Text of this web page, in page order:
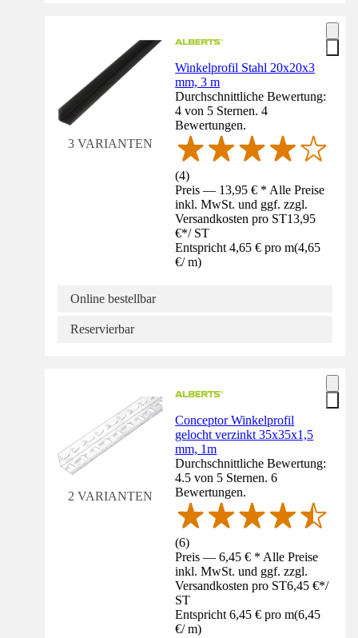
3 VARIANTEN
Winkelprofil Stahl 20x20x3
mm, 3 m
Durchschnittliche Bewertung:
4 von 5 Sternen. 4
Bewertungen.
(4)
Preis — 13,95 € * Alle Preise
inkl. MwSt. und ggf. zzgl.
Versandkosten pro ST13,95
€*/ ST
Entspricht 4,65 € pro m(4,65
€/ m)
Online bestellbar
Reservierbar
2 VARIANTEN
Conceptor Winkelprofil
gelocht verzinkt 35x35x1,5
mm, 1m
Durchschnittliche Bewertung:
4.5 von 5 Sternen. 6
Bewertungen.
(6)
Preis — 6,45 € * Alle Preise
inkl. MwSt. und ggf. zzgl.
Versandkosten pro ST6,45 €*/
ST
Entspricht 6,45 € pro m(6,45
€/ m)